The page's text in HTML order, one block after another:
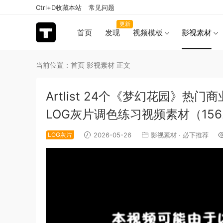
首页 发现
更新
视频模板 影视素材
Ctrl+D收藏本站 常见问题
当前位置： 首页 影视素材 正文
Artlist 24个《梦幻花园》热门商
LOG灰片调色练习视频素材（
LOG灰片 2026-05-26 影视素材 · 必下推荐